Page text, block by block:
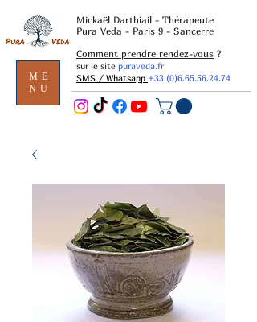
ME
NU
Mickaël Darthiail - Thérapeute
Pura Veda - Paris 9 - Sancerre
Comment prendre rendez-vous ?
sur le site puraveda.fr
SMS / Whatsapp +33 (0)6.65.56.24.74